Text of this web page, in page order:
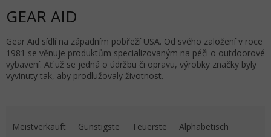
GEAR AID
Gear Aid sídlí na západním pobřeží USA. Od svého založení v roce
1981 se věnuje produktům specializovaným na péči o outdoorové
vybavení. Ať už se jedná o údržbu či opravu, výrobky značky byly
vyvinuty tak, aby prodlužovaly životnost.
Meistverkauft Günstigste Teuerste Alphabetisch